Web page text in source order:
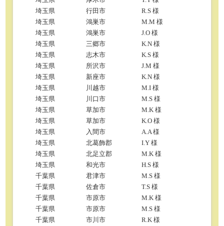
埼玉県
行田市
R.S 様
埼玉県
鴻巣市
M.M 様
埼玉県
鴻巣市
J.O 様
埼玉県
三郷市
K.N 様
埼玉県
志木市
K.S 様
埼玉県
所沢市
J.M 様
埼玉県
新座市
K.N 様
埼玉県
川越市
M.I 様
埼玉県
川口市
M.S 様
埼玉県
草加市
M.K 様
埼玉県
草加市
K.O 様
埼玉県
入間市
A.A 様
埼玉県
北葛飾郡
I.Y 様
埼玉県
北足立郡
M.K 様
埼玉県
和光市
H.S 様
千葉県
君津市
M.S 様
千葉県
佐倉市
T.S 様
千葉県
市原市
M.K 様
千葉県
市原市
M.S 様
千葉県
市川市
R.K 様